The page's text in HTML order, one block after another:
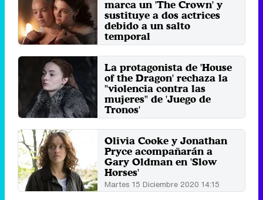
marca un 'The Crown' y
sustituye a dos actrices
debido a un salto
temporal
Domingo 28 Agosto 2022 13:09
La protagonista de 'House
of the Dragon' rechaza la
"violencia contra las
mujeres" de 'Juego de
Tronos'
Jueves 11 Marzo 2021 13:52
Olivia Cooke y Jonathan
Pryce acompañarán a
Gary Oldman en 'Slow
Horses'
Martes 15 Diciembre 2020 14:15